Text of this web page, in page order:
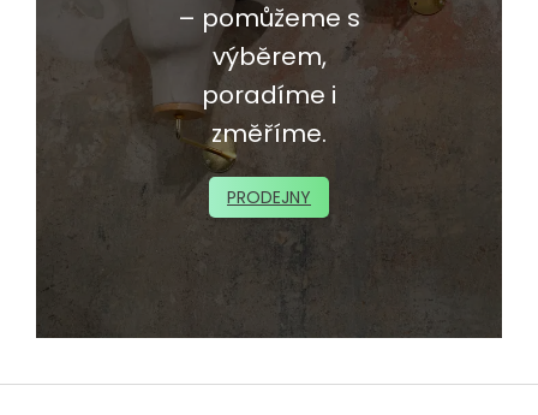
– pomůžeme s
výběrem,
poradíme i
změříme.
PRODEJNY
Z